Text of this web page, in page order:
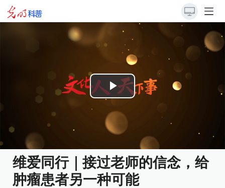
Play
Video
维爱同行｜接过老师的信念，给
肿瘤患者另一种可能